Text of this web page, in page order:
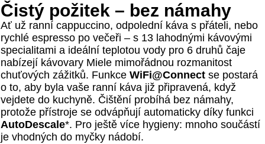
Čistý požitek – bez námahy
Ať už ranní cappuccino, odpolední káva s přáteli, nebo
rychlé espresso po večeři – s 13 lahodnými kávovými
specialitami a ideální teplotou vody pro 6 druhů čaje
nabízejí kávovary Miele mimořádnou rozmanitost
chuťových zážitků. Funkce WiFi@Connect se postará
o to, aby byla vaše ranní káva již připravená, když
vejdete do kuchyně. Čištění probíhá bez námahy,
protože přístroje se odvápňují automaticky díky funkci
AutoDescale*. Pro ještě více hygieny: mnoho součástí
je vhodných do myčky nádobí.